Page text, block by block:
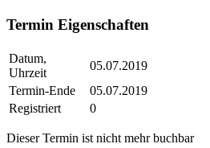
Termin Eigenschaften
Datum,
Uhrzeit
05.07.2019
Termin-Ende
05.07.2019
Registriert
0
Dieser Termin ist nicht mehr buchbar